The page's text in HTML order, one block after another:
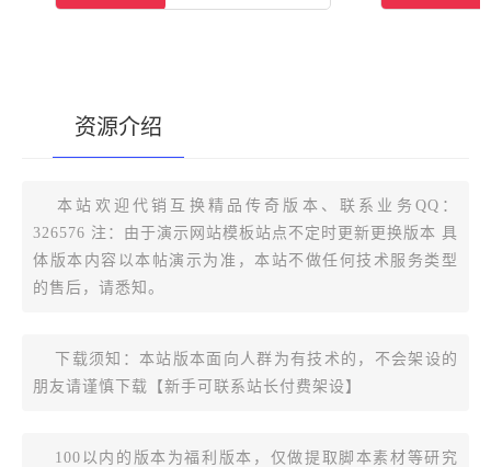
资源介绍
[复制版本链接]
本站欢迎代销互换精品传奇版本、联系业务QQ：
326576 注：由于演示网站模板站点不定时更新更换版本 具
体版本内容以本帖演示为准，本站不做任何技术服务类型
的售后，请悉知。
下载须知：本站版本面向人群为有技术的，不会架设的
朋友请谨慎下载【新手可联系站长付费架设】
100以内的版本为福利版本，仅做提取脚本素材等研究